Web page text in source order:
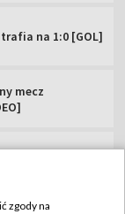
zgody na